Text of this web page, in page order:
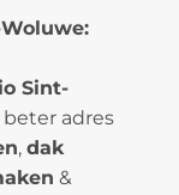
Sint-
beter adres
, dak
&